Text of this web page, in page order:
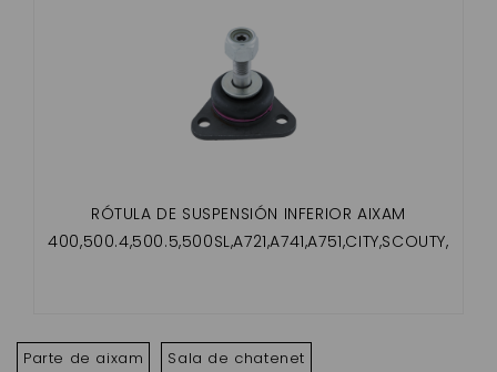
RÓTULA DE SUSPENSIÓN INFERIOR AIXAM
400,500.4,500.5,500SL,A721,A741,A751,CITY,SCOUTY,
Parte de aixam Sala de chatenet